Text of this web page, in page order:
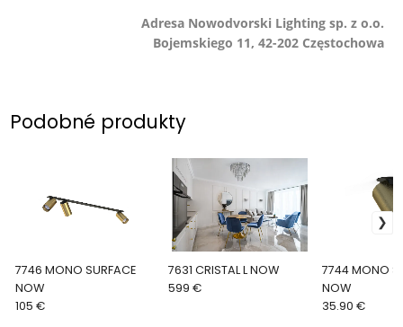
Adresa Nowodvorski Lighting sp. z o.o.
Bojemskiego 11, 42-202 Częstochowa
Podobné produkty
7746 MONO SURFACE
NOW
105 €
7631 CRISTAL L NOW
599 €
7744 MONO
NOW
35.90 €